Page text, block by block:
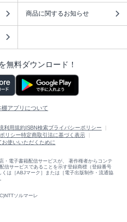
商品に関するお知らせ
無料ダウンロード！
棚アプリについて
利用規約ISBN検索プライバシーポリシー
リシー特定商取引法に基づく表示
お使いいただくために
・電子書籍配信サービスが、 著作権者からコンテ
信サービスであることを示す登録商標（登録番号
は［ABJマーク］または［電子出版制作・流通協
ソルマーレ